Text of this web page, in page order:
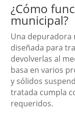
¿Cómo
municipal?
Una depuradora
diseñada para
devolverlas al
basa en varios
y sólidos
tratada cumpla
requeridos.